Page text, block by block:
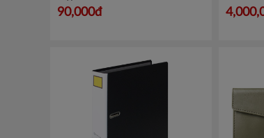
90,000đ